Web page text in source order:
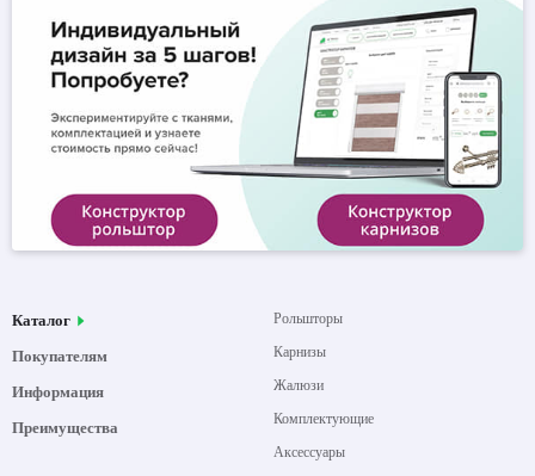
Каталог
Покупателям
Информация
Преимущества
Рольшторы
Карнизы
Жалюзи
Комплектующие
Аксессуары